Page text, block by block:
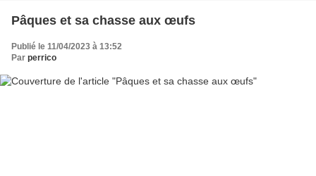
Pâques et sa chasse aux œufs
Publié le 11/04/2023 à 13:52
Par perrico